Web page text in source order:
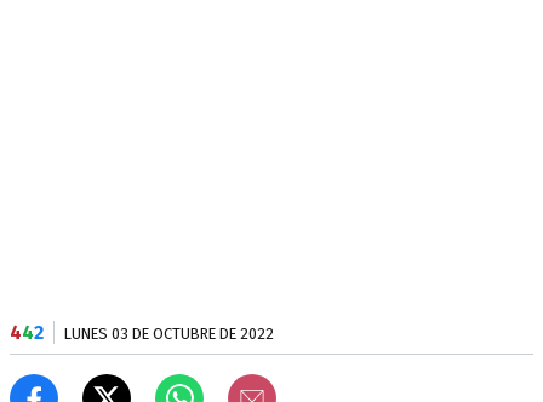
442 LUNES 03 DE OCTUBRE DE 2022